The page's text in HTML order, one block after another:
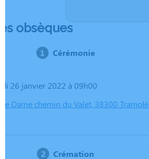
obsèques
Cérémonie
26 janvier 2022 à 09h00
Dame chemin du Valet, 38300 Tramolé
Crémation